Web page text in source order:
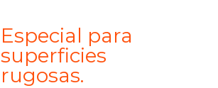
Especial para
superficies
rugosas.